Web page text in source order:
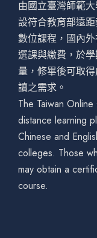
由國立臺灣師範
設符合教育部遠
數位課程，國內
選課與繳費，於
量，修畢後可取
讀之需求。
The Taiwan
distance learning
Chinese and
colleges. Those
may obtain a
course.